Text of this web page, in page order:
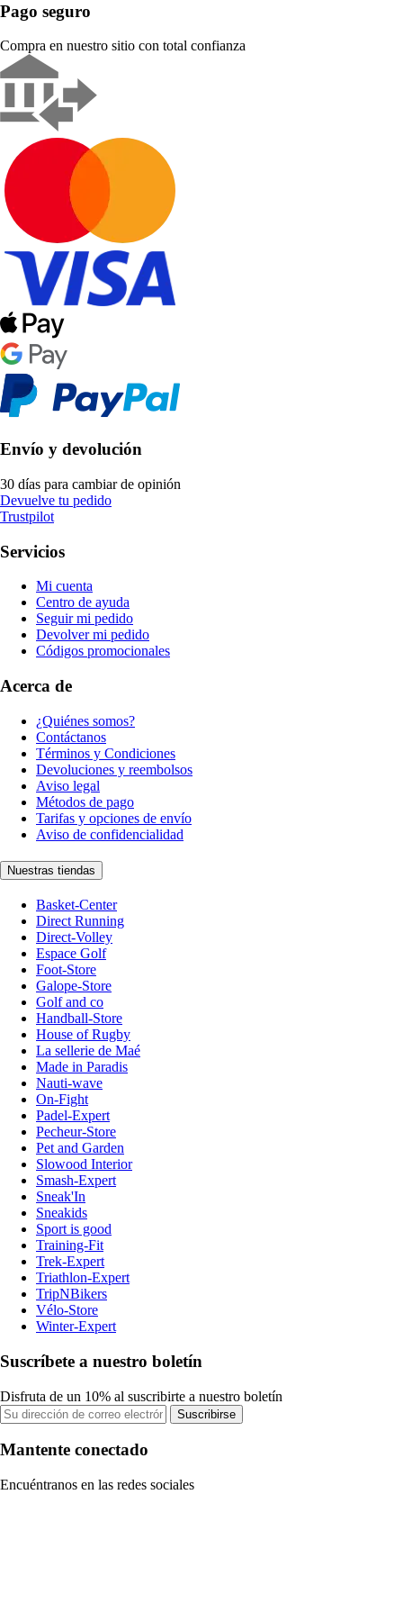
Pago seguro
Compra en nuestro sitio con total confianza
Envío y devolución
30 días para cambiar de opinión
Devuelve tu pedido
Trustpilot
Servicios
Mi cuenta
Centro de ayuda
Seguir mi pedido
Devolver mi pedido
Códigos promocionales
Acerca de
¿Quiénes somos?
Contáctanos
Términos y Condiciones
Devoluciones y reembolsos
Aviso legal
Métodos de pago
Tarifas y opciones de envío
Aviso de confidencialidad
Nuestras tiendas
Basket-Center
Direct Running
Direct-Volley
Espace Golf
Foot-Store
Galope-Store
Golf and co
Handball-Store
House of Rugby
La sellerie de Maé
Made in Paradis
Nauti-wave
On-Fight
Padel-Expert
Pecheur-Store
Pet and Garden
Slowood Interior
Smash-Expert
Sneak'In
Sneakids
Sport is good
Training-Fit
Trek-Expert
Triathlon-Expert
TripNBikers
Vélo-Store
Winter-Expert
Suscríbete a nuestro boletín
Disfruta de un 10% al suscribirte a nuestro boletín
Suscribirse
Mantente conectado
Encuéntranos en las redes sociales